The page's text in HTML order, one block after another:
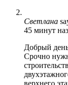
Светлана
45 минут
Добрый
Срочно
верхнего